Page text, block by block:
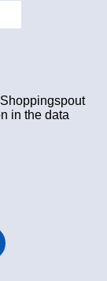
in the data